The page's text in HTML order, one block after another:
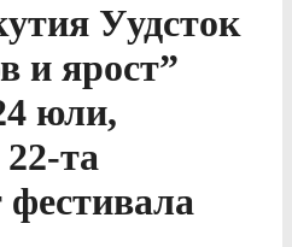
Уудсток
и ярост”
юли,
та